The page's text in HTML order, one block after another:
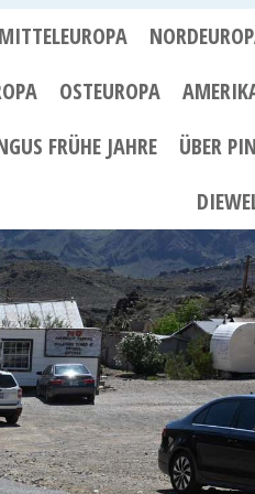
OSTEUROPA
FRÜHE JAHRE
ÜBER